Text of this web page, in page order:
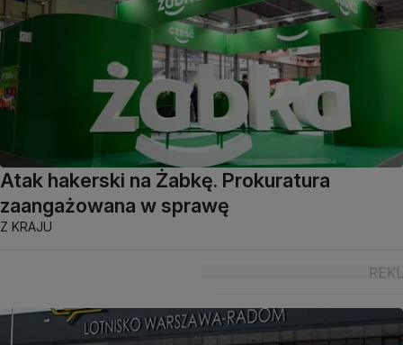
Atak hakerski na Żabkę. Prokuratura
zaangażowana w sprawę
Z KRAJU